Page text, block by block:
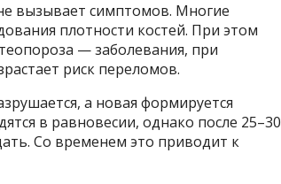
вызывает симптомов. Многие
плотности костей. При этом
— заболевания, при
риск переломов.
а новая формируется
в равновесии, однако после 25–30
Со временем это приводит к